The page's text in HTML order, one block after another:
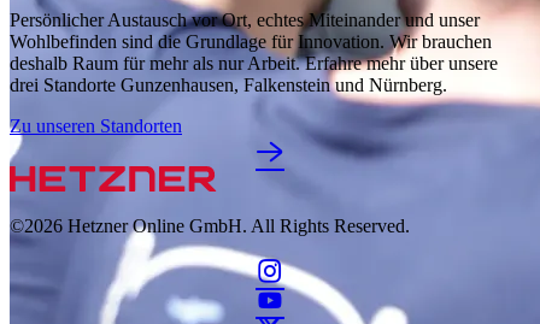
Persönlicher Austausch vor Ort, echtes Miteinander und unser
Wohlbefinden sind die Grundlage für Innovation. Wir brauchen
deshalb Raum für mehr als nur Arbeit. Erfahre mehr über unsere
drei Standorte Gunzenhausen, Falkenstein und Nürnberg.
Zu unseren Standorten
©2026 Hetzner Online GmbH. All Rights Reserved.